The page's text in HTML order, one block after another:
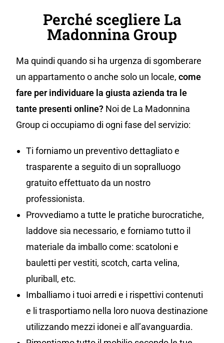
Perché scegliere La
Madonnina Group
Ma quindi quando si ha urgenza di sgomberare
un appartamento o anche solo un locale, come
fare per individuare la giusta azienda tra le
tante presenti online? Noi de La Madonnina
Group ci occupiamo di ogni fase del servizio:
Ti forniamo un preventivo dettagliato e
trasparente a seguito di un sopralluogo
gratuito effettuato da un nostro
professionista.
Provvediamo a tutte le pratiche burocratiche,
laddove sia necessario, e forniamo tutto il
materiale da imballo come: scatoloni e
bauletti per vestiti, scotch, carta velina,
pluriball, etc.
Imballiamo i tuoi arredi e i rispettivi contenuti
e li trasportiamo nella loro nuova destinazione
utilizzando mezzi idonei e all’avanguardia.